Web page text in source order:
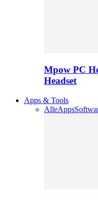
Mpow PC
Headset
Apps & Tools
AlleApps